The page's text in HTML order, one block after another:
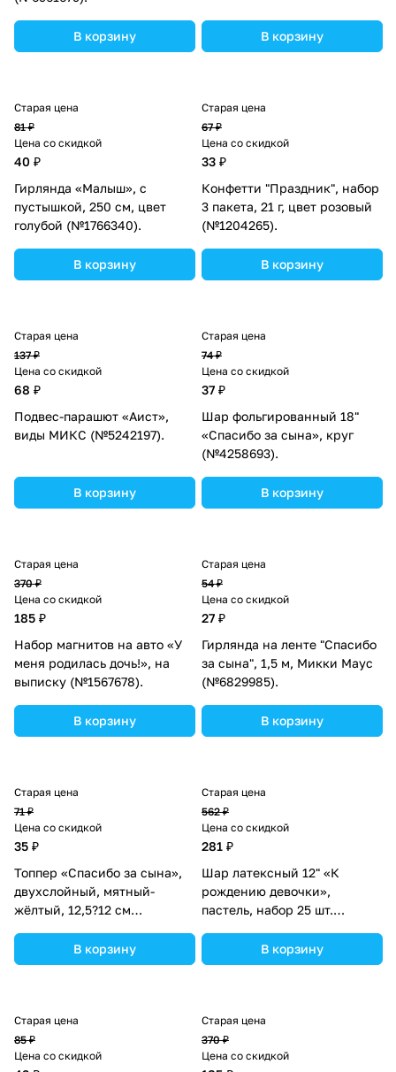
В корзину В корзину
Старая цена
81 ₽
Цена со скидкой
40 ₽
Гирлянда «Малыш», с
пустышкой, 250 см, цвет
голубой (№1766340).
В корзину
Старая цена
67 ₽
Цена со скидкой
33 ₽
Конфетти "Праздник", набор
3 пакета, 21 г, цвет розовый
(№1204265).
В корзину
Старая цена
137 ₽
Цена со скидкой
68 ₽
Подвес-парашют «Аист»,
виды МИКС (№5242197).
В корзину
Старая цена
74 ₽
Цена со скидкой
37 ₽
Шар фольгированный 18"
«Спасибо за сына», круг
(№4258693).
В корзину
Старая цена
370 ₽
Цена со скидкой
185 ₽
Набор магнитов на авто «У
меня родилась дочь!», на
выписку (№1567678).
В корзину
Старая цена
54 ₽
Цена со скидкой
27 ₽
Гирлянда на ленте "Спасибо
за сына", 1,5 м, Микки Маус
(№6829985).
В корзину
Старая цена
71 ₽
Цена со скидкой
35 ₽
Топпер «Спасибо за сына»,
двухслойный, мятный-
жёлтый, 12,5?12 см
В корзину
Старая цена
562 ₽
Цена со скидкой
281 ₽
Шар латексный 12" «К
рождению девочки»,
пастель, набор 25 шт.
В корзину
Старая цена
85 ₽
Цена со скидкой
Старая цена
370 ₽
Цена со скидкой